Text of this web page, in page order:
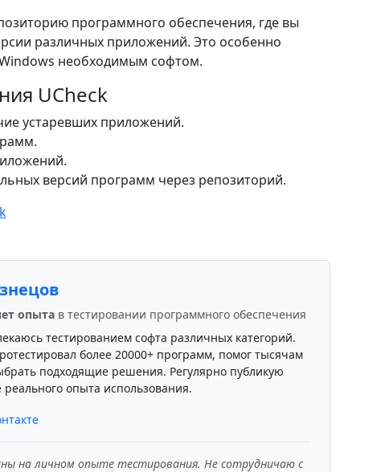
программного обеспечения, где вы
различных приложений. Это особенно
необходимым софтом.
UCheck
устаревших приложений.
версий программ через репозиторий.
опытав тестировании программного обеспечения
тестированием софта различных категорий.
более 20000+ программ, помог тысячам
подходящие решения. Регулярно публикую
опыта использования.
на личном опыте тестирования. Не сотрудничаю с